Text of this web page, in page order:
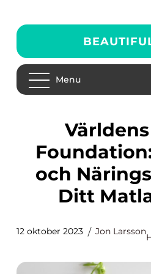
Menu
Världens Bästa
och
Ditt
12 oktober 2023 Jon Larsson